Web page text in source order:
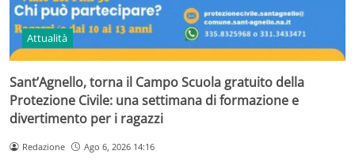
Attualità
Sant’Agnello, torna il Campo Scuola gratuito della
Protezione Civile: una settimana di formazione e
divertimento per i ragazzi
Redazione Ago 6, 2026 14:16